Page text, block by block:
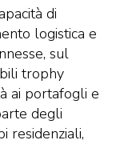
di
logistica e
sul
trophy
ai portafogli e
degli
residenziali,